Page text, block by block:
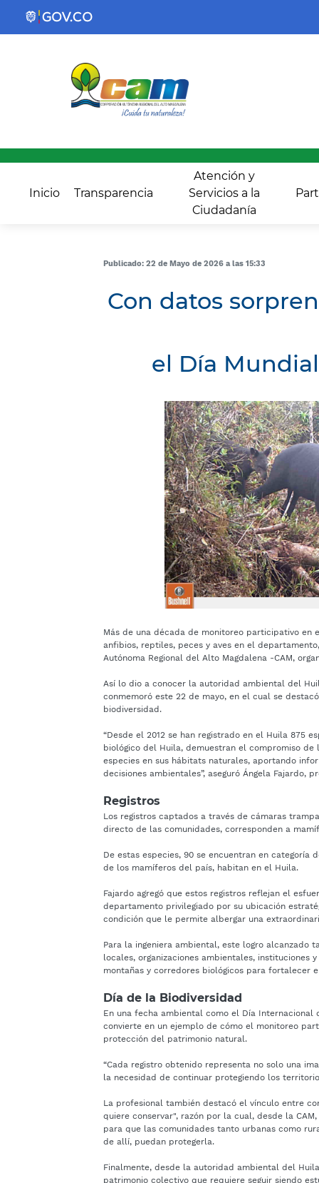
Inicio Transparencia
Atención y
Servicios a la
Ciudadanía
Publicado: 22 de Mayo de 2026 a las 15:33
Con datos
el Día
Más de una década de monitoreo participativo en
anfibios, reptiles, peces y aves en el
Autónoma Regional del Alto Magdalena -CAM,
Así lo dio a conocer la autoridad ambiental del
conmemoró este 22 de mayo, en el cual se
biodiversidad.
“Desde el 2012 se han registrado en el Huila 875
biológico del Huila, demuestran el compromiso
especies en sus hábitats naturales, aportando
decisiones ambientales”, aseguró Ángela Fajardo,
Registros
Los registros captados a través de cámaras
directo de las comunidades, corresponden a
De estas especies, 90 se encuentran en categoría
de los mamíferos del país, habitan en el Huila.
Fajardo agregó que estos registros reflejan el
departamento privilegiado por su ubicación
condición que le permite albergar una
Para la ingeniera ambiental, este logro alcanzado
locales, organizaciones ambientales, instituciones
montañas y corredores biológicos para fortalecer
Día de la Biodiversidad
En una fecha ambiental como el Día Internacional
convierte en un ejemplo de cómo el monitoreo
protección del patrimonio natural.
“Cada registro obtenido representa no solo una
la necesidad de continuar protegiendo los
La profesional también destacó el vínculo entre
quiere conservar", razón por la cual, desde la
para que las comunidades tanto urbanas como
de allí, puedan protegerla.
Finalmente, desde la autoridad ambiental del
patrimonio colectivo que requiere seguir siendo